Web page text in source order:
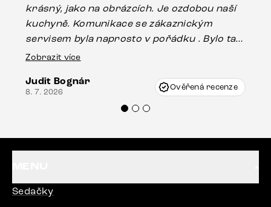
krásný, jako na obrázcích. Je ozdobou naší
kuchyně. Komunikace se zákaznickým
servisem byla naprosto v pořádku . Bylo tam
drobné poškození u nohy stolu, které mohlo
Vincze mi velmi korektně vyšli vstříc.
Doporučuji produkty Delife všem.“
Zobrazit více
Judit Bognár
8. 7. 2026 Ověřená recenze
Sedačky